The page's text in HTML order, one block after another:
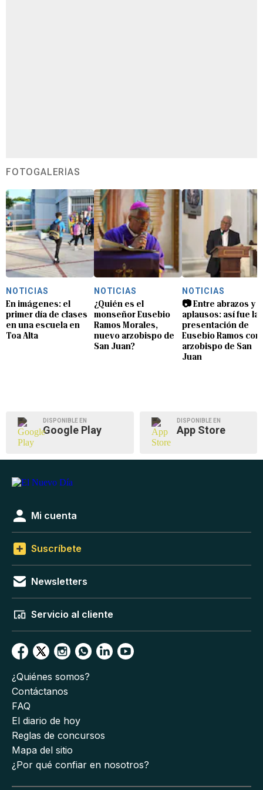
FOTOGALERÍAS
NOTICIAS
En imágenes: el
primer día de clases
en una escuela en
Toa Alta
NOTICIAS
¿Quién es el
monseñor Eusebio
Ramos Morales,
nuevo arzobispo de
San Juan?
NOTICIAS
📷 Entre abrazos y
aplausos: así fue la
presentación de
Eusebio Ramos
arzobispo de San
Juan
DISPONIBLE EN
Google Play
DISPONIBLE EN
App Store
Mi cuenta
Suscríbete
Newsletters
Servicio al cliente
¿Quiénes somos?
Contáctanos
FAQ
El diario de hoy
Reglas de concursos
Mapa del sitio
¿Por qué confiar en nosotros?